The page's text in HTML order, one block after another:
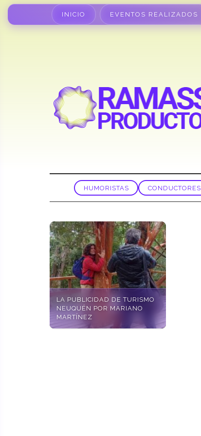
INICIO EVENTOS REALIZADOS
HUMORISTAS CONDUCTORES
LA PUBLICIDAD DE TURISMO
NEUQUÉN POR MARIANO
MARTÍNEZ